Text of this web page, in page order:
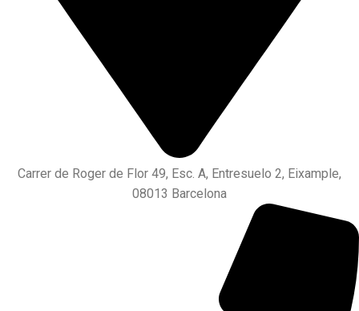
Carrer de Roger de Flor 49, Esc. A, Entresuelo 2, Eixample,
08013 Barcelona